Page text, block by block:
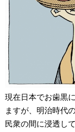
現在日本でお歯黒
ますが、明治時代
民衆の間に浸透し